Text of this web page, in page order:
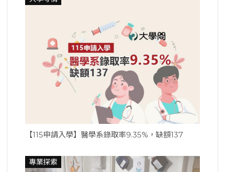
【115申請入學】醫學系錄取率9.35%，缺額137
專業探索